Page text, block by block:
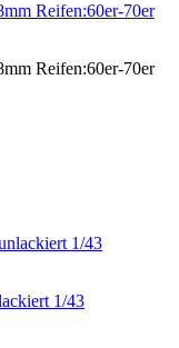
Reifen:60er-70er
Reifen:60er-70er
1/43